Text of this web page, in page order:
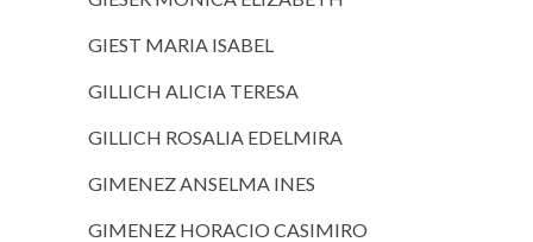
GIEST MARIA ISABEL
GILLICH ALICIA TERESA
GILLICH ROSALIA EDELMIRA
GIMENEZ ANSELMA INES
GIMENEZ HORACIO CASIMIRO